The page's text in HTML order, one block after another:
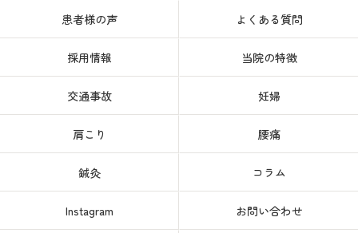
患者様の声 よくある質問
採用情報 当院の特徴
交通事故 妊婦
肩こり 腰痛
鍼灸 コラム
Instagram お問い合わせ